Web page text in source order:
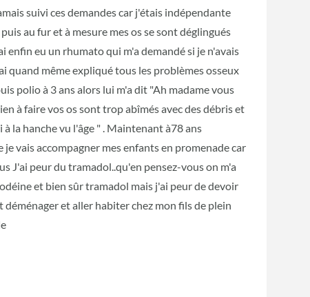
suivi ces demandes car j'étais indépendante
au fur et à mesure mes os se sont déglingués
enfin eu un rhumato qui m'a demandé si je n'avais
quand même expliqué tous les problèmes osseux
polio à 3 ans alors lui m'a dit "Ah madame vous
à faire vos os sont trop abîmés avec des débris et
la hanche vu l'âge " . Maintenant à78 ans
vais accompagner mes enfants en promenade car
J'ai peur du tramadol..qu'en pensez-vous on m'a
et bien sûr tramadol mais j'ai peur de devoir
et aller habiter chez mon fils de plein